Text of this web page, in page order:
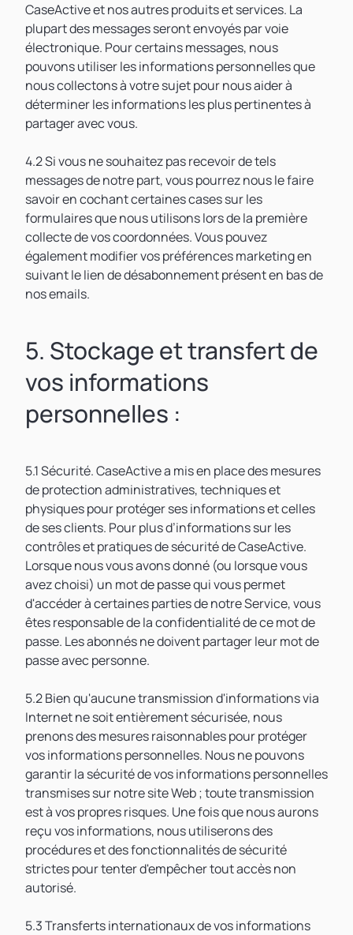
CaseActive et nos autres produits et services. La
plupart des messages seront envoyés par voie
électronique. Pour certains messages, nous
pouvons utiliser les informations personnelles que
nous collectons à votre sujet pour nous aider à
déterminer les informations les plus pertinentes à
partager avec vous.
4.2 Si vous ne souhaitez pas recevoir de tels
messages de notre part, vous pourrez nous le faire
savoir en cochant certaines cases sur les
formulaires que nous utilisons lors de la première
collecte de vos coordonnées. Vous pouvez
également modifier vos préférences marketing en
suivant le lien de désabonnement présent en bas de
nos emails.
5. Stockage et transfert de
vos informations
personnelles :
5.1 Sécurité. CaseActive a mis en place des mesures
de protection administratives, techniques et
physiques pour protéger ses informations et celles
de ses clients. Pour plus d’informations sur les
contrôles et pratiques de sécurité de CaseActive.
Lorsque nous vous avons donné (ou lorsque vous
avez choisi) un mot de passe qui vous permet
d'accéder à certaines parties de notre Service, vous
êtes responsable de la confidentialité de ce mot de
passe. Les abonnés ne doivent partager leur mot de
passe avec personne.
5.2 Bien qu'aucune transmission d'informations via
Internet ne soit entièrement sécurisée, nous
prenons des mesures raisonnables pour protéger
vos informations personnelles. Nous ne pouvons
garantir la sécurité de vos informations personnelles
transmises sur notre site Web ; toute transmission
est à vos propres risques. Une fois que nous aurons
reçu vos informations, nous utiliserons des
procédures et des fonctionnalités de sécurité
strictes pour tenter d'empêcher tout accès non
autorisé.
5.3 Transferts internationaux de vos informations